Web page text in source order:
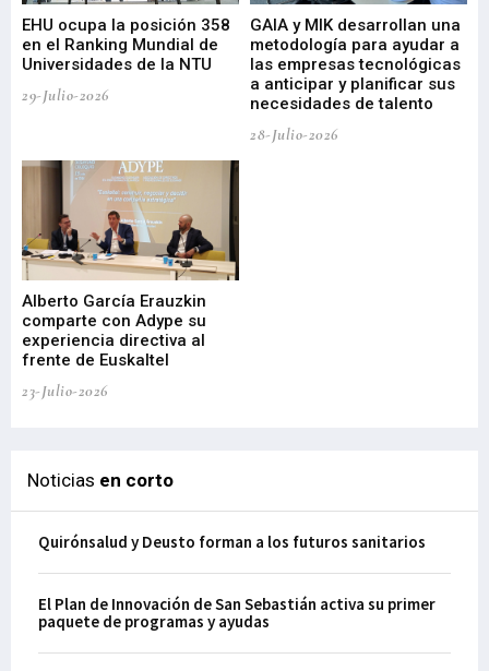
EHU ocupa la posición 358
en el Ranking Mundial de
Universidades de la NTU
29-Julio-2026
GAIA y MIK desarrollan una
metodología para ayudar a
las empresas tecnológicas
a anticipar y planificar sus
necesidades de talento
28-Julio-2026
Alberto García Erauzkin
comparte con Adype su
experiencia directiva al
frente de Euskaltel
23-Julio-2026
Noticias en corto
Quirónsalud y Deusto forman a los futuros sanitarios
El Plan de Innovación de San Sebastián activa su primer
paquete de programas y ayudas